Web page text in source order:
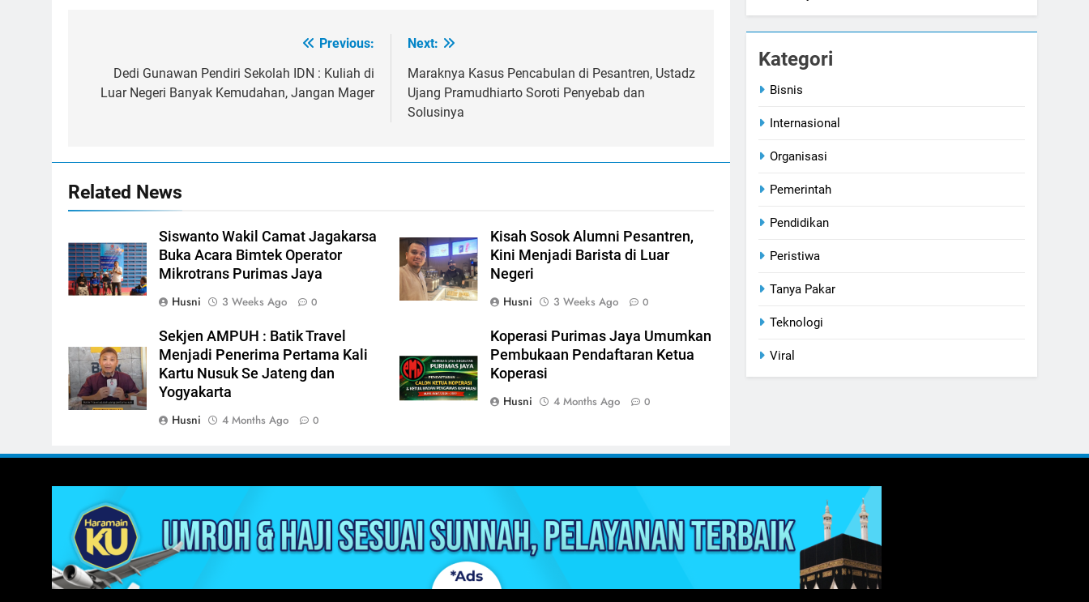
navigation
Previous:
Dedi Gunawan Pendiri Sekolah IDN : Kuliah di
Luar Negeri Banyak Kemudahan, Jangan Mager
Next:
Maraknya Kasus Pencabulan di Pesantren, Ustadz
Ujang Pramudhiarto Soroti Penyebab dan
Solusinya
Related News
Siswanto Wakil Camat Jagakarsa
Buka Acara Bimtek Operator
Mikrotrans Purimas Jaya
Husni
3 Weeks Ago 0
Kisah Sosok Alumni Pesantren,
Kini Menjadi Barista di Luar
Negeri
Husni
3 Weeks Ago 0
Sekjen AMPUH : Batik Travel
Menjadi Penerima Pertama Kali
Kartu Nusuk Se Jateng dan
Yogyakarta
Husni
4 Months Ago 0
Koperasi Purimas Jaya Umumkan
Pembukaan Pendaftaran Ketua
Koperasi
Husni
4 Months Ago 0
Kategori
Bisnis
Internasional
Organisasi
Pemerintah
Pendidikan
Peristiwa
Tanya Pakar
Teknologi
Viral